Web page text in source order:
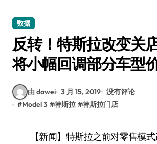
数据
反转！特斯拉改变关
将小幅回调部分车型
由 dawei 3 月 15, 2019 没有评论
#Model 3 #特斯拉 #特斯拉门店
【新闻】特斯拉之前对零售模式进行调整，引